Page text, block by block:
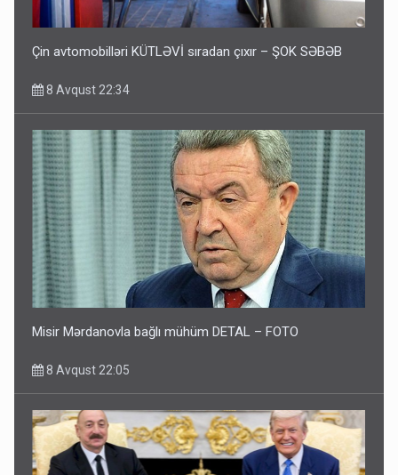
Çin avtomobilləri KÜTLƏVİ sıradan çıxır – ŞOK SƏBƏB
8 Avqust 22:34
Misir Mərdanovla bağlı mühüm DETAL – FOTO
8 Avqust 22:05